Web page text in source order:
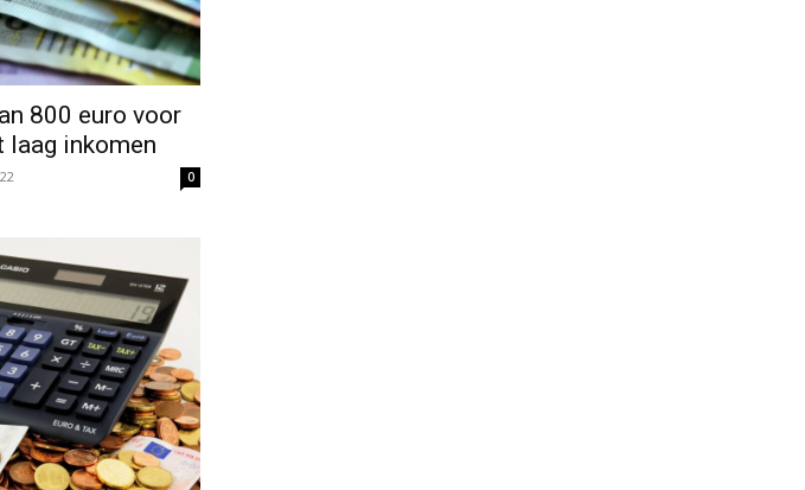
800 euro voor
laag inkomen
0